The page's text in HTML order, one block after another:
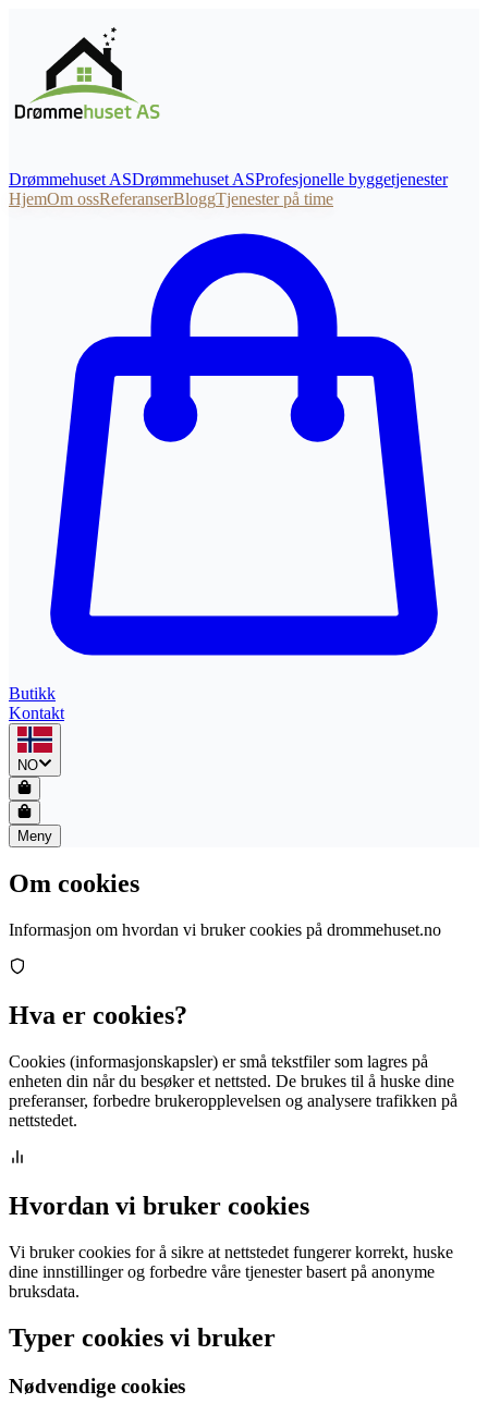
Drømmehuset ASDrømmehuset ASProfesjonelle byggetjenester
HjemOm ossReferanserBloggTjenester på time
Butikk
Kontakt
NO
Meny
Om cookies
Informasjon om hvordan vi bruker cookies på drommehuset.no
Hva er cookies?
Cookies (informasjonskapsler) er små tekstfiler som lagres på
enheten din når du besøker et nettsted. De brukes til å huske dine
preferanser, forbedre brukeropplevelsen og analysere trafikken på
nettstedet.
Hvordan vi bruker cookies
Vi bruker cookies for å sikre at nettstedet fungerer korrekt, huske
dine innstillinger og forbedre våre tjenester basert på anonyme
bruksdata.
Typer cookies vi bruker
Nødvendige cookies